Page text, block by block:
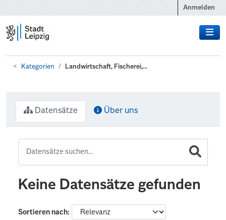
Anmelden
Kategorien Landwirtschaft, Fischerei,...
Datensätze Über uns
Keine Datensätze gefunden
Sortieren nach